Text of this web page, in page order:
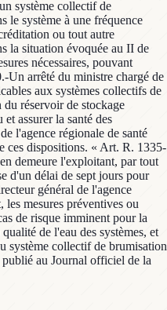
système collectif de
le système à une fréquence
ou tout autre
la situation évoquée au II de
nécessaires, pouvant
Un arrêté du ministre chargé de
aux systèmes collectifs de
réservoir de stockage
assurer la santé des
l'agence régionale de santé
ces dispositions. « Art. R. 1335-
demeure l'exploitant, par tout
d'un délai de sept jours pour
général de l'agence
mesures préventives ou
de risque imminent pour la
de l'eau des systèmes, et
système collectif de brumisation
au Journal officiel de la